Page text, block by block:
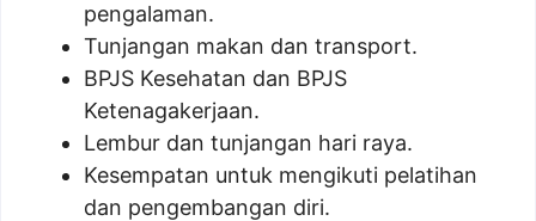
pengalaman.
Tunjangan makan dan transport.
BPJS Kesehatan dan BPJS
Ketenagakerjaan.
Lembur dan tunjangan hari raya.
Kesempatan untuk mengikuti pelatihan
dan pengembangan diri.